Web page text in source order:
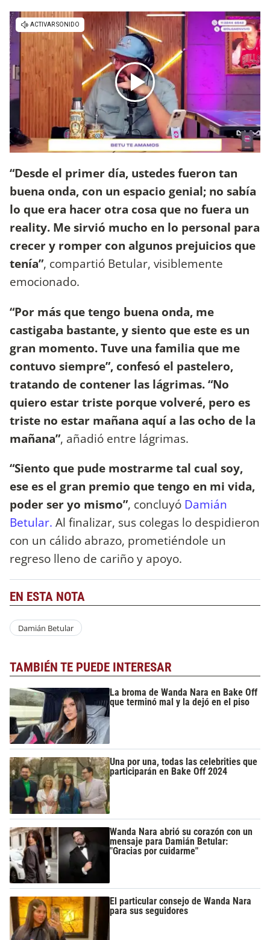
“Desde el primer día, ustedes fueron tan
buena onda, con un espacio genial; no sabía
lo que era hacer otra cosa que no fuera un
reality. Me sirvió mucho en lo personal para
crecer y romper con algunos prejuicios que
tenía”, compartió Betular, visiblemente
emocionado.
“Por más que tengo buena onda, me
castigaba bastante, y siento que este es un
gran momento. Tuve una familia que me
contuvo siempre”, confesó el pastelero,
tratando de contener las lágrimas. “No
quiero estar triste porque volveré, pero es
triste no estar mañana aquí a las ocho de la
mañana”, añadió entre lágrimas.
“Siento que pude mostrarme tal cual soy,
ese es el gran premio que tengo en mi vida,
poder ser yo mismo”, concluyó Damián
Betular. Al finalizar, sus colegas lo despidieron
con un cálido abrazo, prometiéndole un
regreso lleno de cariño y apoyo.
EN ESTA NOTA
Damián Betular
TAMBIÉN TE PUEDE INTERESAR
La broma de Wanda Nara en Bake Off
que terminó mal y la dejó en el piso
Una por una, todas las celebrities que
participarán en Bake Off 2024
Wanda Nara abrió su corazón con un
mensaje para Damián Betular:
"Gracias por cuidarme"
El particular consejo de Wanda Nara
para sus seguidores